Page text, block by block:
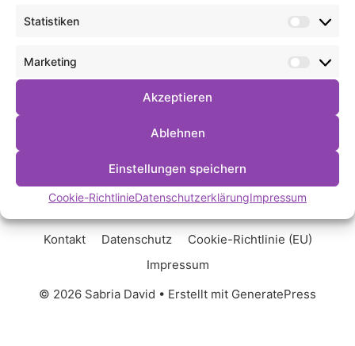
Statistiken
Marketing
Akzeptieren
Ablehnen
Einstellungen speichern
Cookie-RichtlinieDatenschutzerklärungImpressum
Kontakt Datenschutz
Cookie-Richtlinie (EU)
Impressum
© 2026 Sabria David • Erstellt mit GeneratePress